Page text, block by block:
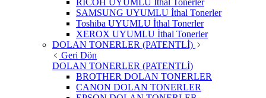
RICOH UYUMLU İthal Tonerler
SAMSUNG UYUMLU İthal Tonerler
Toshiba UYUMLU İthal Tonerler
XEROX UYUMLU İthal Tonerler
DOLAN TONERLER (PATENTLİ)
Geri Dön
DOLAN TONERLER (PATENTLİ)
BROTHER DOLAN TONERLER
CANON DOLAN TONERLER